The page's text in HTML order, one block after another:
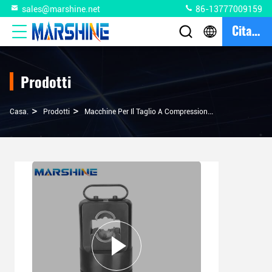
sales@marshine.net 86-13777009159
Citazione
Prodotti
Casa. > Prodotti > Macchine Per Il Taglio A Compressione Di Cavi